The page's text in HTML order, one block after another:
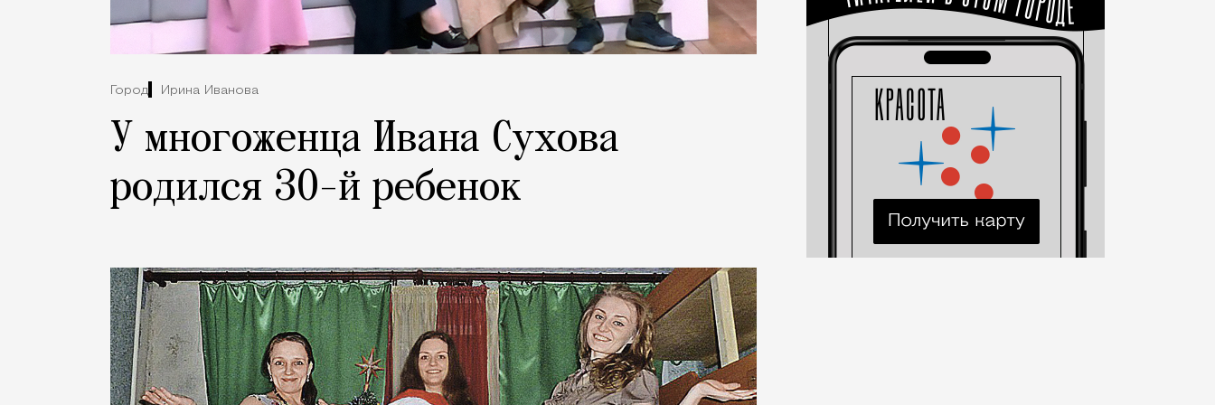
Город Ирина Иванова
У многоженца Ивана Сухова
родился 30-й ребенок